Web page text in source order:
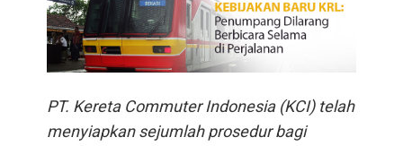
PT. Kereta Commuter Indonesia (KCI) telah
menyiapkan sejumlah prosedur bagi